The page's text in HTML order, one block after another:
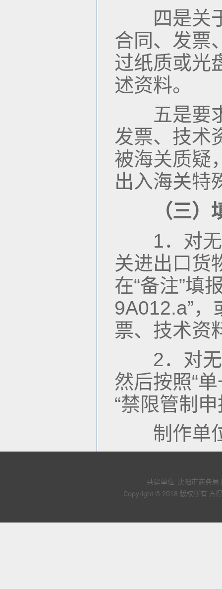
四是关于
合同、发票
过纸质或光
述资料。
五是要求
发票、技术
被海关质疑
出入海关特
（三
1．对无
关进出口货
在“备注”填
9A012.a”，
票、技术资
2．对无
然后按照“
“禁限管制
制作单
共建单位: 沈阳市商务局
Copyright © 2018 版权所有 方